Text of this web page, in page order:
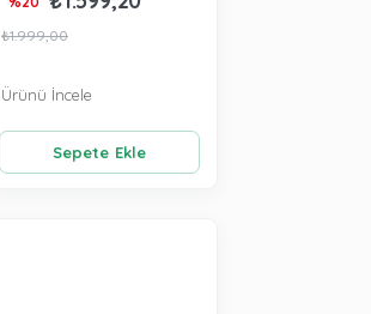
₺1.999,00
Sepete Ekle
Ürünü İncele